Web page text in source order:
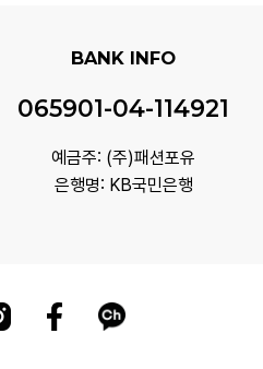
BANK INFO
065901-04-114921
예금주: (주)패션포유
은행명: KB국민은행